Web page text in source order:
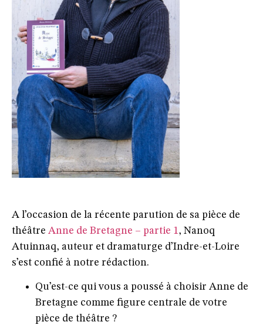
A l’occasion de la récente parution de sa pièce de
théâtre Anne de Bretagne – partie 1, Nanoq
Atuinnaq, auteur et dramaturge d’Indre-et-Loire
s’est confié à notre rédaction.
Qu’est-ce qui vous a poussé à choisir Anne de
Bretagne comme figure centrale de votre
pièce de théâtre ?